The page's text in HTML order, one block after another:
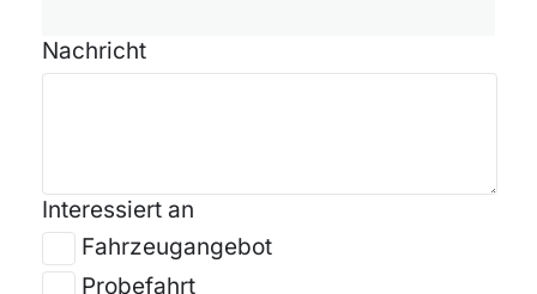
Nachricht
Interessiert an
Fahrzeugangebot
Probefahrt